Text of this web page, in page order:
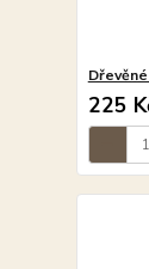
225